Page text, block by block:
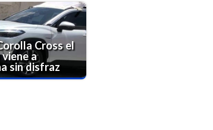
Cross el
a
sin disfraz